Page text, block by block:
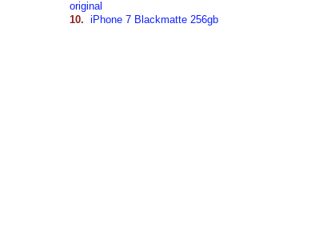
original
10.
iPhone 7 Blackmatte 256gb